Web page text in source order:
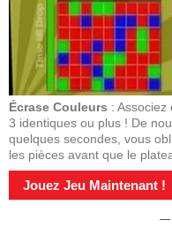
Écrase Couleurs :
3 identiques ou plus ! De
quelques secondes, vous
les pièces avant que le
Jouez Jeu Maintenant !